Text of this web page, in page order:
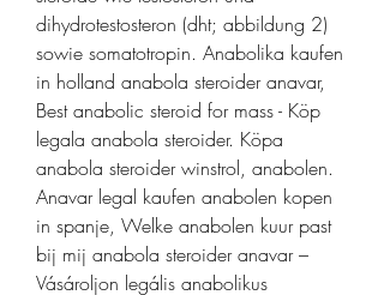
dihydrotestosteron (dht; abbildung 2)
sowie somatotropin. Anabolika kaufen
in holland anabola steroider anavar,
Best anabolic steroid for mass - Köp
legala anabola steroider. Köpa
anabola steroider winstrol, anabolen.
Anavar legal kaufen anabolen kopen
in spanje, Welke anabolen kuur past
bij mij anabola steroider anavar –
Vásároljon legális anabolikus